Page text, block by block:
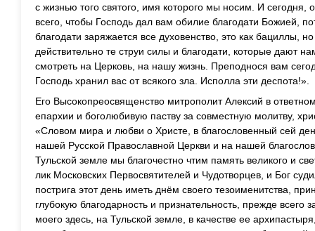
с жизнью того святого, имя которого мы носим. И
всего, чтобы Господь дал вам обилие благодати Божией,
благодати заряжается все духовенство, это как бациллы,
действительно те струи силы и благодати, которые дают
смотреть на Церковь, на нашу жизнь. Преподнося вам
Господь хранил вас от всякого зла. Исполла эти деспота!».
Его Высокопреосвященство митрополит Алексий в
епархии и боголюбивую паству за совместную молитву,
«Словом мира и любви о Христе, в благословенный сей
нашей Русской Православной Церкви и на нашей
Тульской земле мы благочестно чтим память великого и
лик Московских Первосвятителей и Чудотворцев, и Бог
пострига этот день иметь днём своего тезоименитства,
глубокую благодарность и признательность, прежде всего
моего здесь, на Тульской земле, в качестве ее